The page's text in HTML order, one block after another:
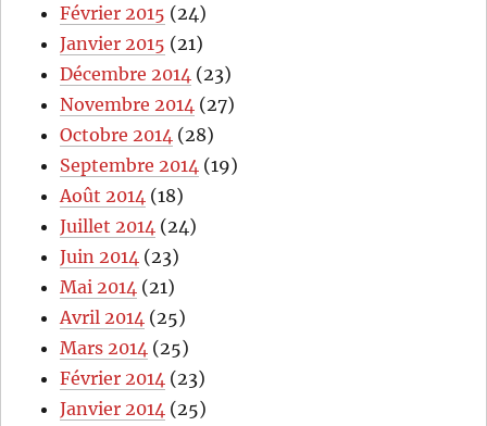
Février 2015 (24)
Janvier 2015 (21)
Décembre 2014 (23)
Novembre 2014 (27)
Octobre 2014 (28)
Septembre 2014 (19)
Août 2014 (18)
Juillet 2014 (24)
Juin 2014 (23)
Mai 2014 (21)
Avril 2014 (25)
Mars 2014 (25)
Février 2014 (23)
Janvier 2014 (25)